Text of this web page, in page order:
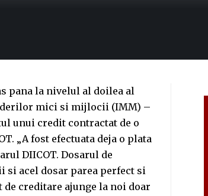
pana la nivelul al doilea al
mici si mijlocii (IMM) –
unui credit contractat de o
„A fost efectuata deja o plata
DIICOT. Dosarul de
acel dosar parea perfect si
creditare ajunge la noi doar